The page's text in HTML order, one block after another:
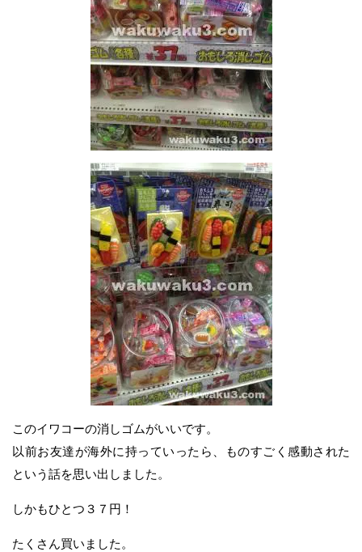
このイワコーの消しゴムがいいです。
以前お友達が海外に持っていったら、ものすごく感動された
という話を思い出しました。
しかもひとつ３７円！
たくさん買いました。